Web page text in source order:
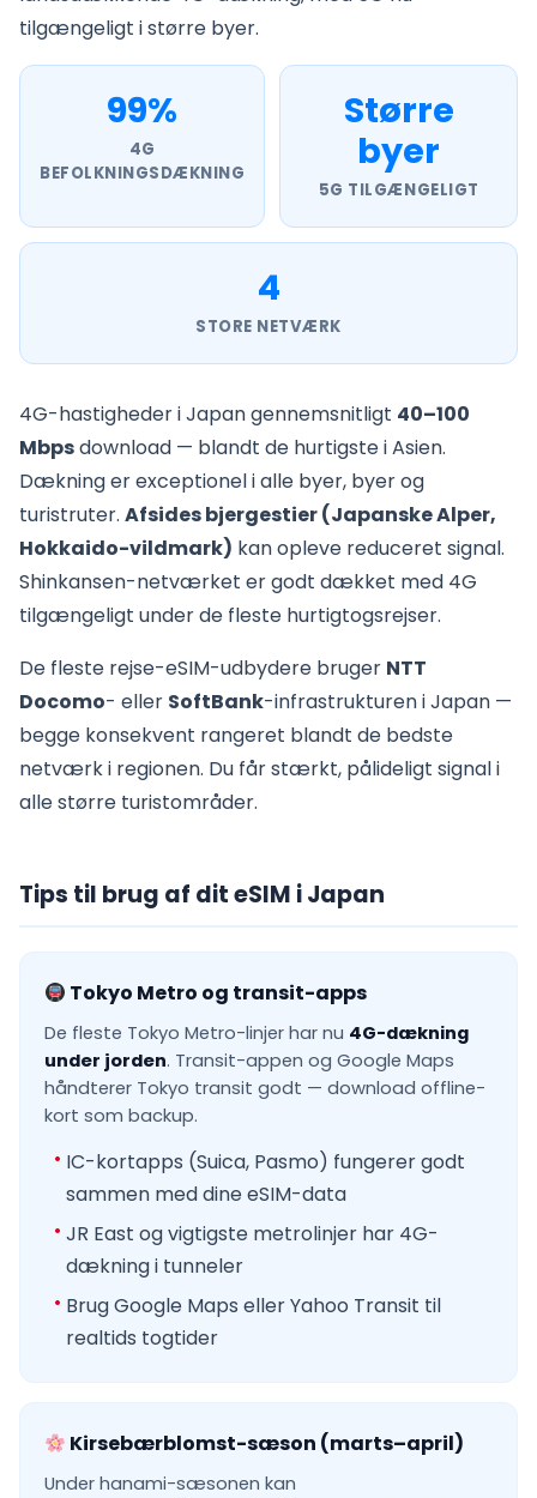
tilgængeligt i større byer.
99%
4G
BEFOLKNINGSDÆKNING
Større
byer
5G TILGÆNGELIGT
4
STORE NETVÆRK
4G-hastigheder i Japan gennemsnitligt 40–100
Mbpsdownload — blandt de hurtigste i Asien.
Dækning er exceptionel i alle byer, byer og
turistruter. Afsides bjergestier (Japanske Alper,
Hokkaido-vildmark) kan opleve reduceret signal.
Shinkansen-netværket er godt dækket med 4G
tilgængeligt under de fleste hurtigtogsrejser.
De fleste rejse-eSIM-udbydere bruger NTT
Docomo- eller SoftBank-infrastrukturen i Japan —
begge konsekvent rangeret blandt de bedste
netværk i regionen. Du får stærkt, pålideligt signal i
alle større turistområder.
Tips til brug af dit eSIM i Japan
Tokyo Metro og transit-apps
De fleste Tokyo Metro-linjer har nu 4G-dækning
under jorden. Transit-appen og Google Maps
håndterer Tokyo transit godt — download offline-
kort som backup.
IC-kortapps (Suica, Pasmo) fungerer godt
sammen med dine eSIM-data
JR East og vigtigste metrolinjer har 4G-
dækning i tunneler
Brug Google Maps eller Yahoo Transit til
realtids togtider
Kirsebærblomst-sæson (marts–april)
Under hanami-sæsonen kan